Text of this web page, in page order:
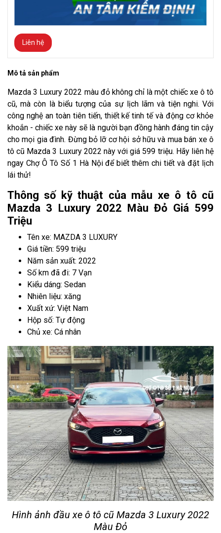
Liên hệ
Mô tả sản phẩm
Mazda 3 Luxury 2022 màu đỏ không chỉ là một chiếc xe ô tô
cũ, mà còn là biểu tượng của sự lịch lãm và tiện nghi. Với
công nghệ an toàn tiên tiến, thiết kế tinh tế và động cơ khỏe
khoắn - chiếc xe này sẽ là người bạn đồng hành đáng tin cậy
cho mọi gia đình. Đừng bỏ lỡ cơ hội sở hữu và mua bán xe ô
tô cũ Mazda 3 Luxury 2022 này với giá 599 triệu. Hãy liên hệ
ngay Chợ Ô Tô Số 1 Hà Nội để biết thêm chi tiết và đặt lịch
lái thử!
Thông số kỹ thuật của mẫu xe ô tô cũ
Mazda 3 Luxury 2022 Màu Đỏ Giá 599
Triệu
Tên xe: MAZDA 3 LUXURY
Giá tiền: 599 triệu
Năm sản xuất: 2022
Số km đã đi: 7 Vạn
Kiểu dáng: Sedan
Nhiên liệu: xăng
Xuất xứ: Việt Nam
Hộp số: Tự động
Chủ xe: Cá nhân
Hình ảnh đầu xe ô tô cũ Mazda 3 Luxury 2022
Màu Đỏ